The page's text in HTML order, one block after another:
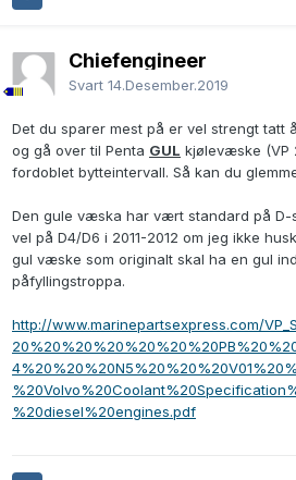
Chiefengineer
Svart 14.Desember.2019
Det du sparer mest på er vel strengt tatt
og gå over til Penta GUL kjølevæske (VP
fordoblet bytteintervall. Så kan du
Den gule væska har vært standard på D-
vel på D4/D6 i 2011-2012 om jeg ikke
gul væske som originalt skal ha en gul
påfyllingstroppa.
http://www.marinepartsexpress.com/
%20diesel%20engines.pdf